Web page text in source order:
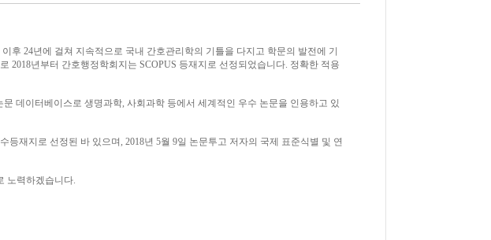
이후 24년에 걸쳐 지속적으로 국내 간호관리학의 기틀을 다지고 학문의 발전에 기
2018년부터 간호행정학회지는 SCOPUS 등재지로 선정되었습니다. 정확한 적용
문 데이터베이스로 생명과학, 사회과학 등에서 세계적인 우수 논문을 인용하고 있
등재지로 선정된 바 있으며, 2018년 5월 9일 논문투고 저자의 국제 표준식별 및 연
노력하겠습니다.